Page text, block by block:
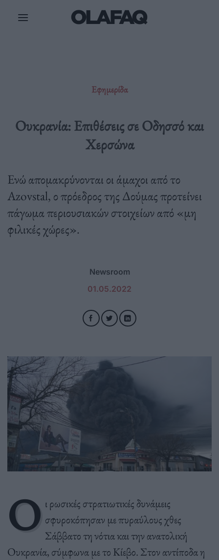
Εφημερίδα
Ουκρανία: Επιθέσεις σε Οδησσό και
Χερσώνα
Ενώ απομακρύνονται οι άμαχοι από το
Azovstal, ο πρόεδρος της Δούμας προτείνει
πάγωμα περιουσιακών στοιχείων από «μη
φιλικές χώρες».
Newsroom
01.05.2022
Ο ι ρωσικές στρατιωτικές δυνάμεις
σφυροκόπησαν με πυραύλους χθες
Σάββατο τη νότια και την ανατολική
Ουκρανία, σύμφωνα με το Κίεβο. Στον αντίποδα η